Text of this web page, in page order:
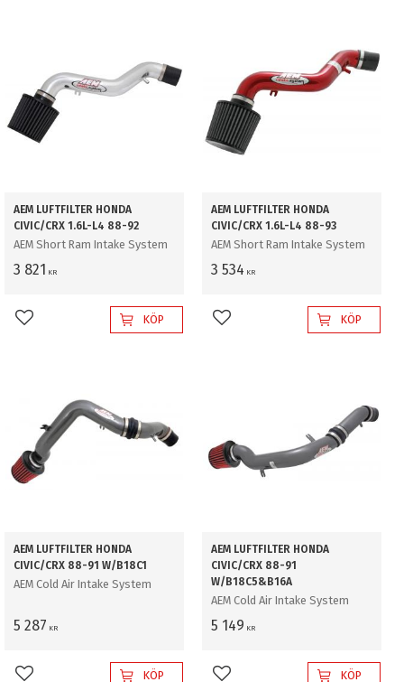
AEM LUFTFILTER HONDA
CIVIC/CRX 1.6L-L4 88-92
AEM Short Ram Intake System
3 821 KR
Lägg till i favoriterKÖP
AEM LUFTFILTER HONDA
CIVIC/CRX 1.6L-L4 88-93
AEM Short Ram Intake System
3 534 KR
Lägg till i favoriterKÖP
AEM LUFTFILTER HONDA
CIVIC/CRX 88-91 W/B18C1
AEM Cold Air Intake System
5 287 KR
KÖP
AEM LUFTFILTER HONDA
CIVIC/CRX 88-91
W/B18C5&B16A
AEM Cold Air Intake System
5 149 KR
KÖP